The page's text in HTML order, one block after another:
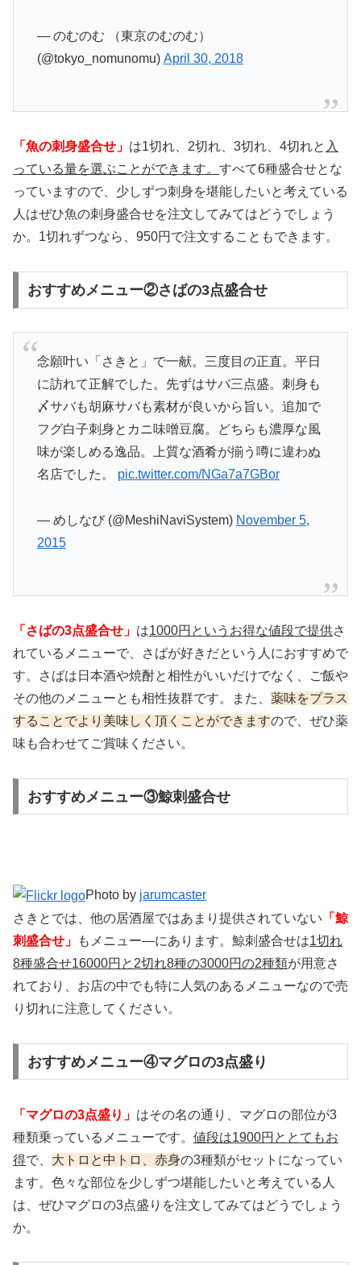
— のむのむ （東京のむのむ）
(@tokyo_nomunomu) April 30, 2018
「魚の刺身盛合せ」 は1切れ、2切れ、3切れ、4切れと 入
っている量を選ぶことができます。 すべて6種盛合せとな
っていますので、少しずつ刺身を堪能したいと考えている
人はぜひ魚の刺身盛合せを注文してみてはどうでしょう
か。1切れずつなら、950円で注文することもできます。
おすすめメニュー②さばの3点盛合せ
念願叶い「さきと」で一献。三度目の正直。平日
に訪れて正解でした。先ずはサバ三点盛。刺身も
〆サバも胡麻サバも素材が良いから旨い。追加で
フグ白子刺身とカニ味噌豆腐。どちらも濃厚な風
味が楽しめる逸品。上質な酒肴が揃う噂に違わぬ
名店でした。 pic.twitter.com/NGa7a7GBor
— めしなび (@MeshiNaviSystem) November 5,
2015
「さばの3点盛合せ」 は1000円というお得な値段で提供さ
れているメニューで、さばが好きだという人におすすめで
す。さばは日本酒や焼酎と相性がいいだけでなく、ご飯や
その他のメニューとも相性抜群です。また、 薬味をプラス
することでより美味しく頂くことができますので、ぜひ薬
味も合わせてご賞味ください。
おすすめメニュー③鯨刺盛合せ
Photo by jarumcaster
さきとでは、他の居酒屋ではあまり提供されていない 「鯨
刺盛合せ」
もメニュー―にあります。鯨刺盛合せは1切れ
8種盛合せ16000円と2切れ8種の3000円の2種類が用意さ
れており、お店の中でも特に人気のあるメニューなので売
り切れに注意してください。
おすすめメニュー④マグロの3点盛り
「マグロの3点盛り」 はその名の通り、マグロの部位が3
種類乗っているメニューです。 値段は1900円ととてもお
得で、 大トロと中トロ、赤身の3種類がセットになってい
ます。色々な部位を少しずつ堪能したいと考えている人
は、ぜひマグロの3点盛りを注文してみてはどうでしょう
か。